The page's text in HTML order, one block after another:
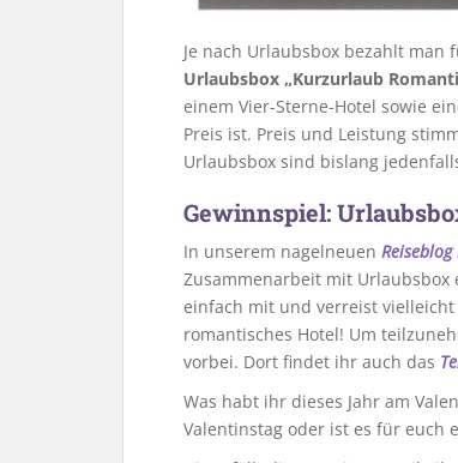
Je nach Urlaubsbox bezahlt man
Urlaubsbox „Kurzurlaub
einem Vier-Sterne-Hotel sowie
Preis ist. Preis und Leistung
Urlaubsbox sind bislang
Gewinnspiel:
In unserem nagelneuen
Zusammenarbeit mit Urlaubsbox
einfach mit und verreist
romantisches Hotel! Um
vorbei. Dort findet ihr auch das
Was habt ihr dieses Jahr am
Valentinstag oder ist es für euch